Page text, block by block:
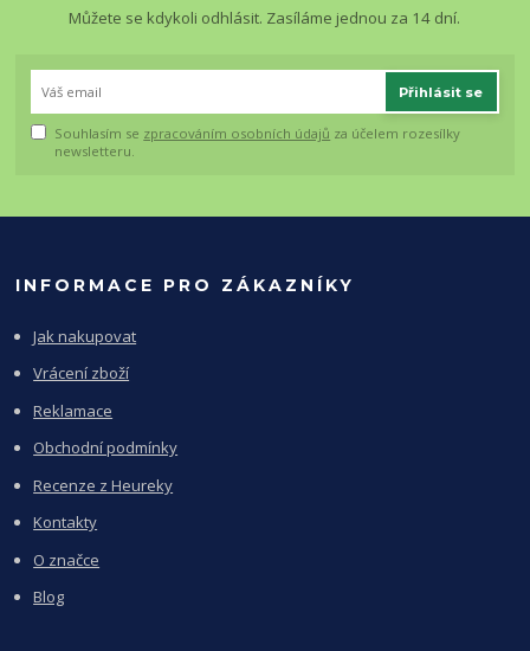
Můžete se kdykoli odhlásit. Zasíláme jednou za 14 dní.
Přihlásit se
Souhlasím se zpracováním osobních údajů za účelem rozesílky
newsletteru.
INFORMACE PRO ZÁKAZNÍKY
Jak nakupovat
Vrácení zboží
Reklamace
Obchodní podmínky
Recenze z Heureky
Kontakty
O značce
Blog